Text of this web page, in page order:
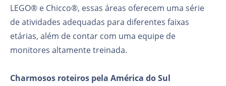
LEGO® e Chicco®, essas áreas oferecem uma série
de atividades adequadas para diferentes faixas
etárias, além de contar com uma equipe de
monitores altamente treinada.
Charmosos roteiros pela América do Sul